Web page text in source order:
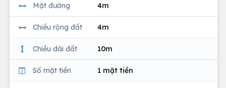
Mặt đường 4m
Chiều rộng đất 4m
Chiều dài đất 10m
Số mặt tiền 1 mặt tiền